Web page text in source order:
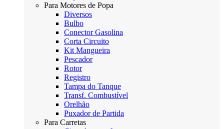
Para Motores de Popa
Diversos
Bulbo
Conector Gasolina
Corta Circuito
Kit Mangueira
Pescador
Rotor
Registro
Tampa do Tanque
Transf. Combustível
Orelhão
Puxador de Partida
Para Carretas